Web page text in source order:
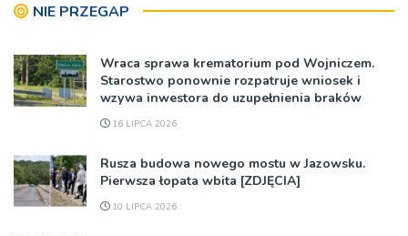
NIE PRZEGAP
Wraca sprawa krematorium pod Wojniczem.
Starostwo ponownie rozpatruje wniosek i
wzywa inwestora do uzupełnienia braków
16 LIPCA 2026
Rusza budowa nowego mostu w Jazowsku.
Pierwsza łopata wbita [ZDJĘCIA]
10 LIPCA 2026